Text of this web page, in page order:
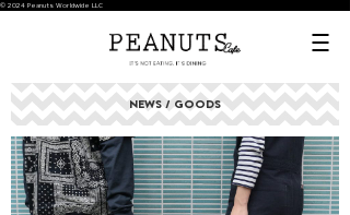
© 2024 Peanuts Worldwide LLC
NEWS / GOODS